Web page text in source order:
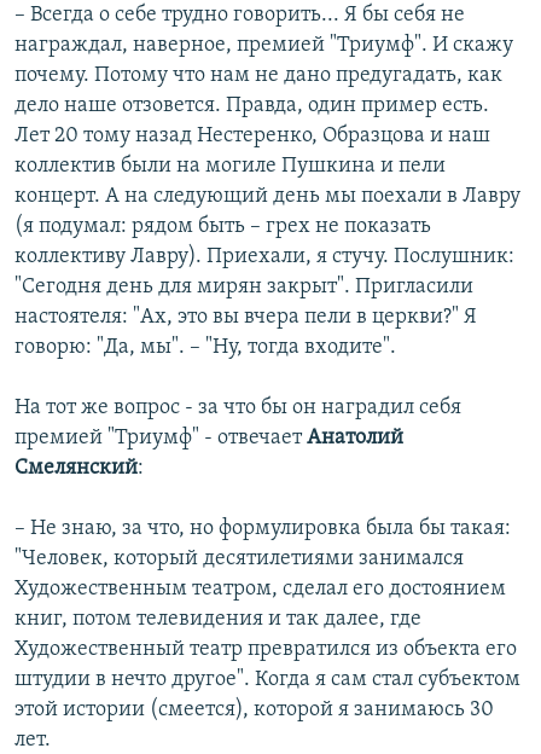
– Всегда о себе трудно говорить... Я бы себя не
награждал, наверное, премией "Триумф". И скажу
почему. Потому что нам не дано предугадать, как
дело наше отзовется. Правда, один пример есть.
Лет 20 тому назад Нестеренко, Образцова и наш
коллектив были на могиле Пушкина и пели
концерт. А на следующий день мы поехали в Лавру
(я подумал: рядом быть – грех не показать
коллективу Лавру). Приехали, я стучу. Послушник:
"Сегодня день для мирян закрыт". Пригласили
настоятеля: "Ах, это вы вчера пели в церкви?" Я
говорю: "Да, мы". – "Ну, тогда входите".
На тот же вопрос - за что бы он наградил себя
премией "Триумф" - отвечаетАнатолий
Смелянский:
– Не знаю, за что, но формулировка была бы такая:
"Человек, который десятилетиями занимался
Художественным театром, сделал его достоянием
книг, потом телевидения и так далее, где
Художественный театр превратился из объекта его
штудии в нечто другое". Когда я сам стал субъектом
этой истории (смеется), которой я занимаюсь 30
лет.